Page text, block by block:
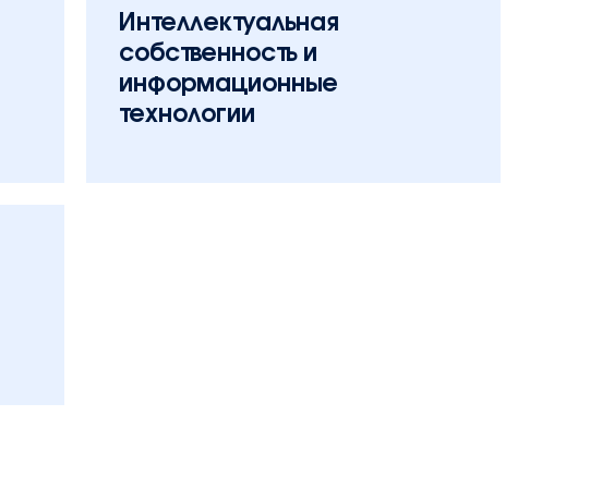
Интеллектуальная
собственность и
информационные
технологии